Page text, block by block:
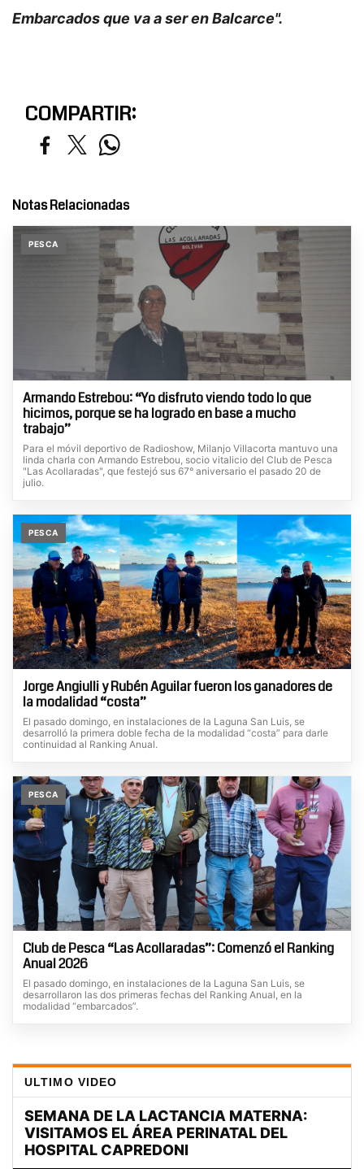
Embarcados que va a ser en Balcarce".
COMPARTIR:
Notas Relacionadas
PESCA
Armando Estrebou: “Yo disfruto viendo todo lo que
hicimos, porque se ha logrado en base a mucho
trabajo”
Para el móvil deportivo de Radioshow, Milanjo Villacorta mantuvo una
linda charla con Armando Estrebou, socio vitalicio del Club de Pesca
"Las Acollaradas", que festejó sus 67° aniversario el pasado 20 de
julio.
PESCA
Jorge Angiulli y Rubén Aguilar fueron los ganadores de
la modalidad “costa”
El pasado domingo, en instalaciones de la Laguna San Luis, se
desarrolló la primera doble fecha de la modalidad “costa” para darle
continuidad al Ranking Anual.
PESCA
Club de Pesca “Las Acollaradas”: Comenzó el Ranking
Anual 2026
El pasado domingo, en instalaciones de la Laguna San Luis, se
desarrollaron las dos primeras fechas del Ranking Anual, en la
modalidad “embarcados”.
ULTIMO VIDEO